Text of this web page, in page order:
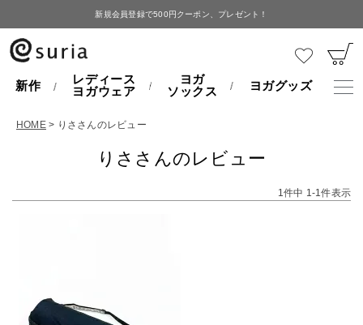
新規会員登録で500円クーポン、プレゼント！
新作
レディース
ヨガウェア
ヨガ
ソックス
ヨガグッズ
HOME りささんのレビュー
りささんのレビュー
1件中 1-1件表示